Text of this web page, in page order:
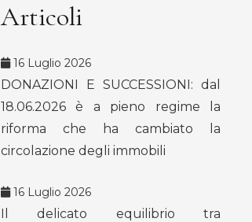
Articoli
16 Luglio 2026
DONAZIONI E SUCCESSIONI: dal
18.06.2026 è a pieno regime la
riforma che ha cambiato la
circolazione degli immobili
16 Luglio 2026
Il delicato equilibrio tra